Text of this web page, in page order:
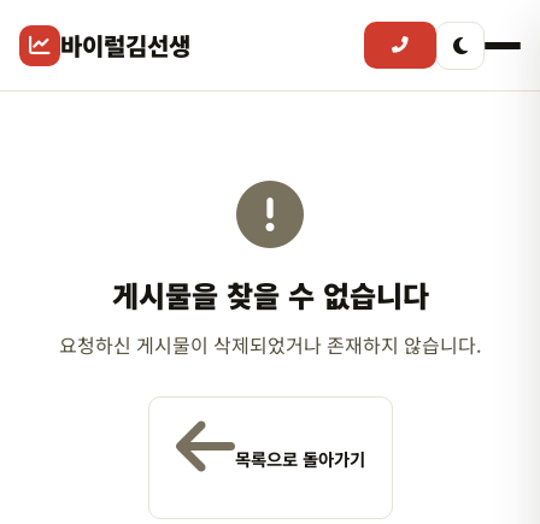
바이럴김선생
게시물을 찾을 수 없습니다
요청하신 게시물이 삭제되었거나 존재하지 않습니다.
목록으로 돌아가기